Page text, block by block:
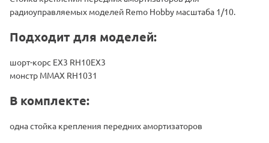
радиоуправляемых моделей Remo Hobby масштаба 1/10.
Подходит для моделей:
шорт-корс EX3 RH10EX3
монстр MMAX RH1031
В комплекте:
одна стойка крепления передних амортизаторов